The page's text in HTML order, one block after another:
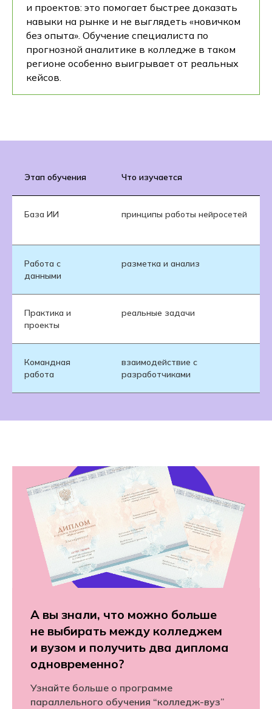
и проектов: это помогает быстрее доказать
навыки на рынке и не выглядеть «новичком
без опыта». Обучение специалиста по
прогнозной аналитике в колледже в таком
регионе особенно выигрывает от реальных
кейсов.
Этап обучения Что изучается
База ИИ принципы работы нейросетей
Работа с
данными
разметка и анализ
Практика и
проекты
реальные задачи
Командная
работа
взаимодействие с
разработчиками
А вы знали, что можно больше
не выбирать между колледжем
и вузом и получить два диплома
одновременно?
Узнайте больше о программе
параллельного обучения “колледж-вуз”